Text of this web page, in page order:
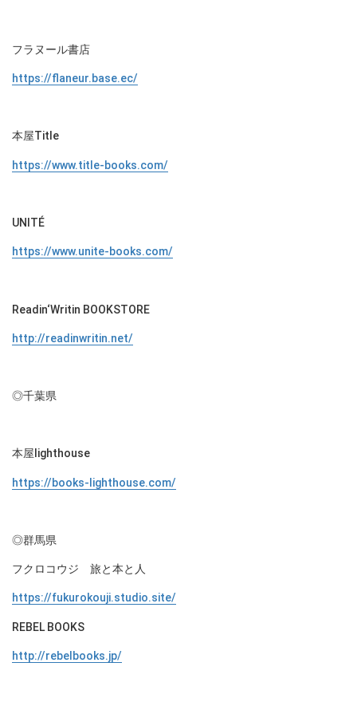
フラヌール書店
https://flaneur.base.ec/
本屋Title
https://www.title-books.com/
UNITÉ
https://www.unite-books.com/
Readin‘Writin BOOKSTORE
http://readinwritin.net/
◎千葉県
本屋lighthouse
https://books-lighthouse.com/
◎群馬県
フクロコウジ 旅と本と人
https://fukurokouji.studio.site/
REBEL BOOKS
http://rebelbooks.jp/